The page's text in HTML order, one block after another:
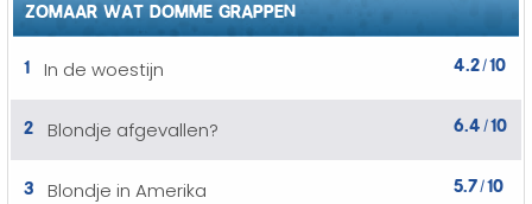
ZOMAAR WAT DOMME GRAPPEN
1
In de woestijn 4.2/10
2 Blondje afgevallen? 6.4 /10
3 Blondje in Amerika 5.7/10